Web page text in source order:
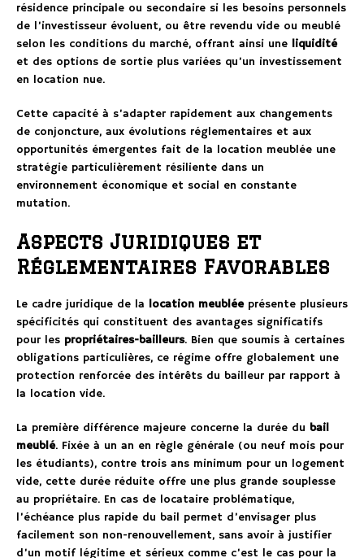
résidence principale ou secondaire si les besoins personnels
de l’investisseur évoluent, ou être revendu vide ou meublé
selon les conditions du marché, offrant ainsi une liquidité
et des options de sortie plus variées qu’un investissement
en location nue.
Cette capacité à s’adapter rapidement aux changements
de conjoncture, aux évolutions réglementaires et aux
opportunités émergentes fait de la location meublée une
stratégie particulièrement résiliente dans un
environnement économique et social en constante
mutation.
Aspects Juridiques et
Réglementaires Favorables
Le cadre juridique de la location meubléeprésente plusieurs
spécificités qui constituent des avantages significatifs
pour les propriétaires-bailleurs. Bien que soumis à certaines
obligations particulières, ce régime offre globalement une
protection renforcée des intérêts du bailleur par rapport à
la location vide.
La première différence majeure concerne la durée du bail
meublé. Fixée à un an en règle générale (ou neuf mois pour
les étudiants), contre trois ans minimum pour un logement
vide, cette durée réduite offre une plus grande souplesse
au propriétaire. En cas de locataire problématique,
l’échéance plus rapide du bail permet d’envisager plus
facilement son non-renouvellement, sans avoir à justifier
d’un motif légitime et sérieux comme c’est le cas pour la